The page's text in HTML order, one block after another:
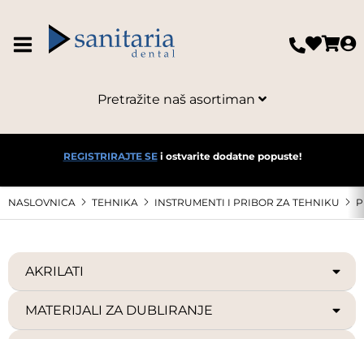
Pretražite naš asortiman
REGISTRIRAJTE SEi ostvarite dodatne popuste!
NASLOVNICA TEHNIKA INSTRUMENTI I PRIBOR ZA TEHNIKU
AKRILATI
MATERIJALI ZA DUBLIRANJE